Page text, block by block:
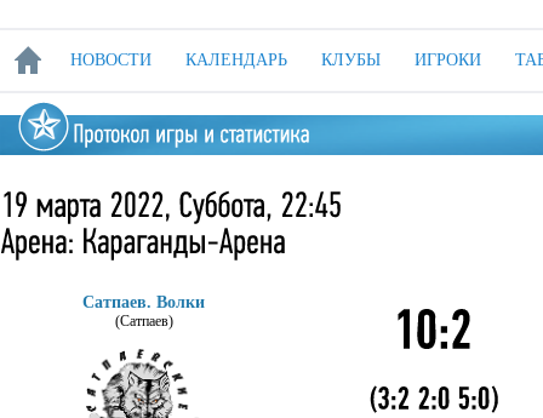
НОВОСТИ КАЛЕНДАРЬ КЛУБЫ ИГРОКИ
Сатпаев. Волки
(Сатпаев)